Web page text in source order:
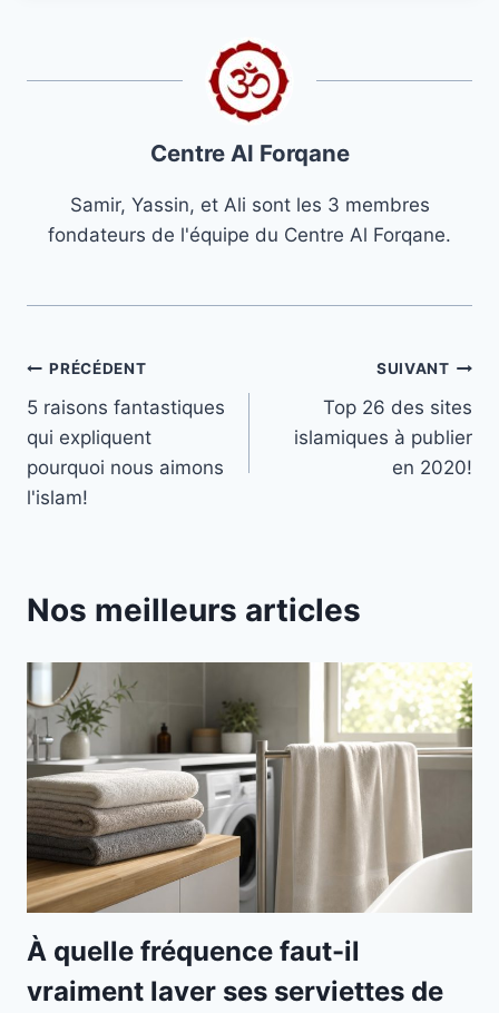
Centre Al Forqane
Samir, Yassin, et Ali sont les 3 membres
fondateurs de l'équipe du Centre Al Forqane.
Navigation
de
l’article
PRÉCÉDENT
5 raisons fantastiques
qui expliquent
pourquoi nous aimons
l'islam!
SUIVANT
Top 26 des sites
islamiques à publier
en 2020!
Nos meilleurs articles
À quelle fréquence faut-il
vraiment laver ses serviettes de